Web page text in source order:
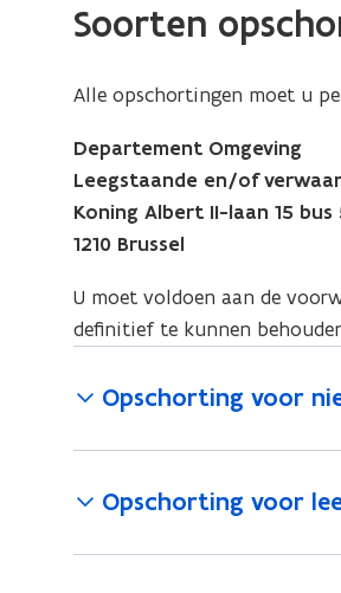
Soorten
Alle opschortingen moet u
Departement Omgeving
Leegstaande en/of
Koning Albert II-laan 15 bus
1210 Brussel
U moet voldoen aan de
definitief te kunnen
Opschorting voor
Opschorting voor